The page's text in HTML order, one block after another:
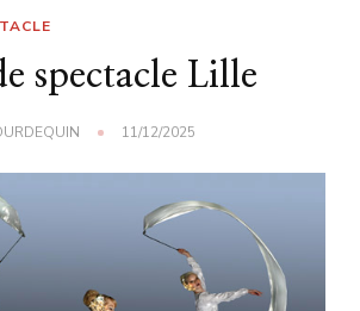
spectacle Lille
11/12/2025